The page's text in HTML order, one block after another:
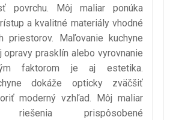
povrchu. Môj maliar ponúka
a kvalitné materiály vhodné
priestorov. Maľovanie kuchyne
opravy prasklín alebo vyrovnanie
faktorom je aj estetika.
dokáže opticky zväčšiť
moderný vzhľad. Môj maliar
riešenia prispôsobené